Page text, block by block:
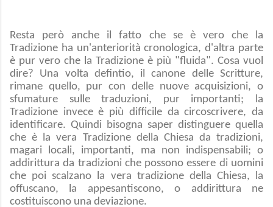
Resta però anche il fatto che se è vero che la
Tradizione ha un'anteriorità cronologica, d'altra parte
è pur vero che la Tradizione è più "fluida". Cosa vuol
dire? Una volta defintio, il canone delle Scritture,
rimane quello, pur con delle nuove acquisizioni, o
sfumature sulle traduzioni, pur importanti; la
Tradizione invece è più difficile da circoscrivere, da
identificare. Quindi bisogna saper distinguere quella
che è la vera Tradizione della Chiesa da tradizioni,
magari locali, importanti, ma non indispensabili; o
addirittura da tradizioni che possono essere di uomini
che poi scalzano la vera tradizione della Chiesa, la
offuscano, la appesantiscono, o addirittura ne
costituiscono una deviazione.